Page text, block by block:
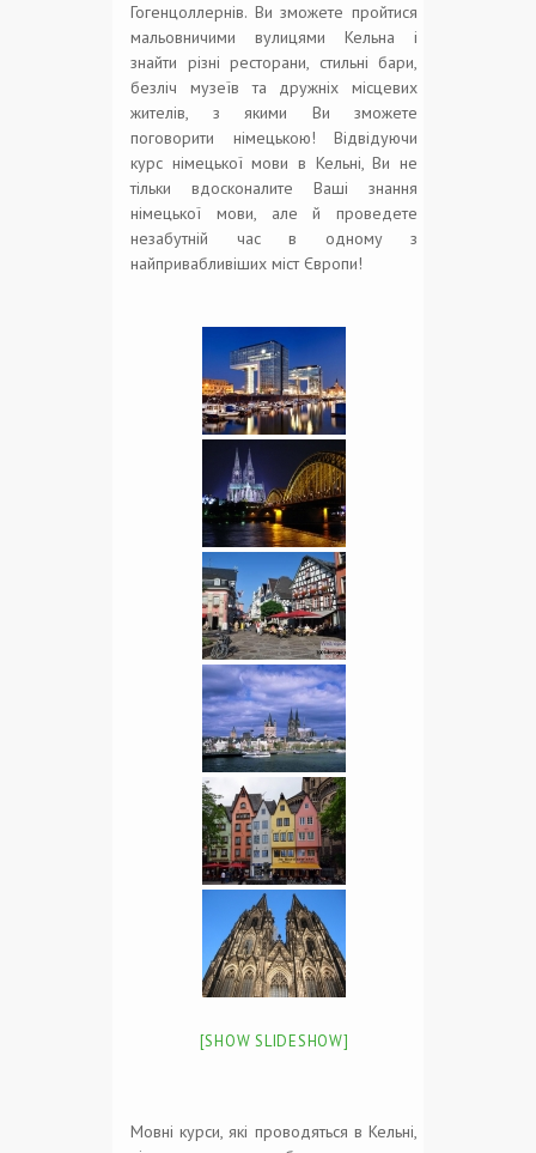
Гогенцоллернів. Ви зможете пройтися
мальовничими вулицями Кельна і
знайти різні ресторани, стильні бари,
безліч музеїв та дружніх місцевих
жителів, з якими Ви зможете
поговорити німецькою! Відвідуючи
курс німецької мови в Кельні, Ви не
тільки вдосконалите Ваші знання
німецької мови, але й проведете
незабутній час в одному з
найпривабливіших міст Європи!
[SHOW SLIDESHOW]
Мовні курси, які проводяться в Кельні,